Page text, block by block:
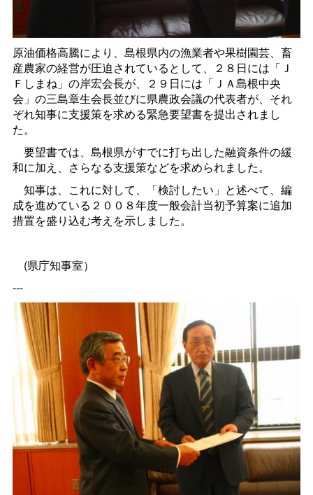
原油価格高騰により、島根県内の漁業者や果樹園芸、畜
産農家の経営が圧迫されているとして、２８日には「Ｊ
Ｆしまね」の岸宏会長が、２９日には「ＪＡ島根中央
会」の三島章生会長並びに県農政会議の代表者が、それ
ぞれ知事に支援策を求める緊急要望書を提出されまし
た。
要望書では、島根県がすでに打ち出した融資条件の緩
和に加え、さらなる支援策などを求められました。
知事は、これに対して、「検討したい」と述べて、編
成を進めている２００８年度一般会計当初予算案に追加
措置を盛り込む考えを示しました。
(県庁知事室）
---